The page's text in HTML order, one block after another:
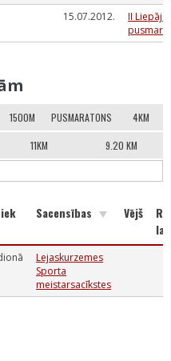
15.07.2012.
II
1500M PUSMARATONS 4KM
11KM 9.20 KM
Sacensības Vējš
Lejaskurzemes
Sporta
meistarsacīkstes